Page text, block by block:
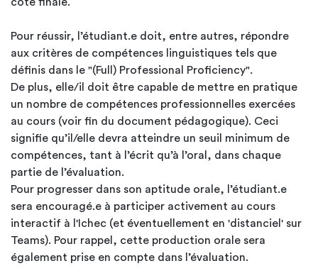
Pour réussir, l’étudiant.e doit, entre autres, répondre
aux critères de compétences linguistiques tels que
définis dans le "(Full) Professional Proficiency".
De plus, elle/il doit être capable de mettre en pratique
un nombre de compétences professionnelles exercées
au cours (voir fin du document pédagogique). Ceci
signifie qu’il/elle devra atteindre un seuil minimum de
compétences, tant à l’écrit qu’à l’oral, dans chaque
partie de l’évaluation.
Pour progresser dans son aptitude orale, l’étudiant.e
sera encouragé.e à participer activement au cours
interactif à l'Ichec (et éventuellement en 'distanciel' sur
Teams). Pour rappel, cette production orale sera
également prise en compte dans l’évaluation.